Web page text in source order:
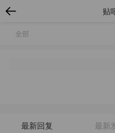
贴
全部
最新回复 最新